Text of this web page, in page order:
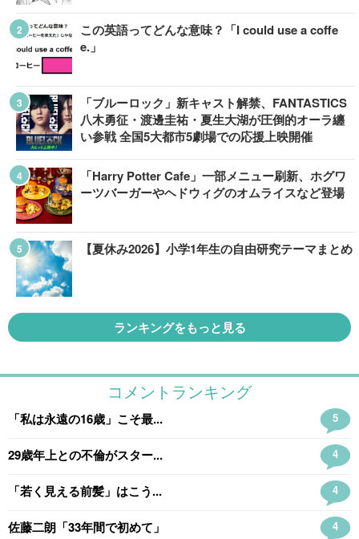
この英語ってどんな意味？「I could use a coffe
e.」
「ブルーロック」新キャスト解禁、FANTASTICS
八木勇征・渡邊圭祐・夏生大湖が圧倒的オーラ纏
い参戦 全国5大都市5劇場での応援上映開催
「Harry Potter Cafe」一部メニュー刷新、ホグワ
ーツバーガーやヘドウィグのオムライスなど登場
【夏休み2026】小学1年生の自由研究テーマまとめ
ランキングをもっと見る